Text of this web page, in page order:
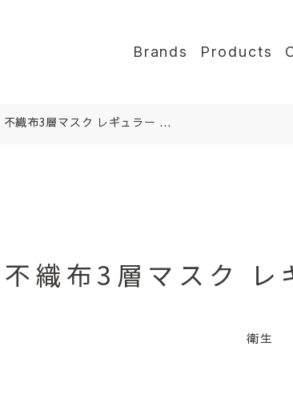
Brands Products
不織布3層マスク レギュラー ...
不織布3層マスク レ
衛生